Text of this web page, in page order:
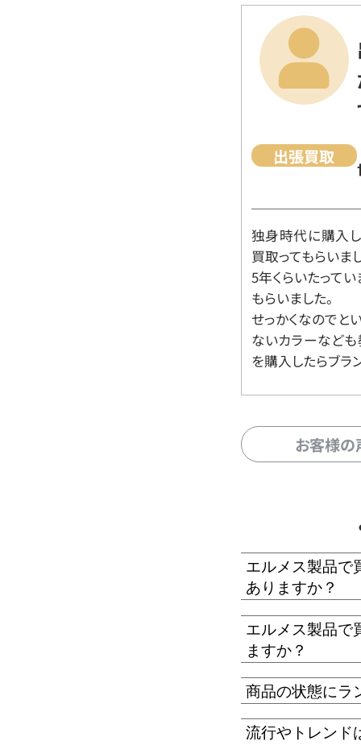
出張買取
独身時代に購入
買取ってもらいま
5年くらいたって
もらいました。
せっかくなのでと
ないカラーなども
を購入したらブラ
お客様
エルメス製品で
ありますか？
エルメス製品で
ますか？
商品の状態にラ
流行やトレンド